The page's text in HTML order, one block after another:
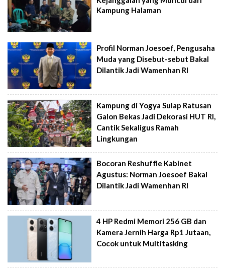
Kampung Halaman
Profil Norman Joesoef, Pengusaha
Muda yang Disebut-sebut Bakal
Dilantik Jadi Wamenhan RI
Kampung di Yogya Sulap Ratusan
Galon Bekas Jadi Dekorasi HUT RI,
Cantik Sekaligus Ramah
Lingkungan
Bocoran Reshuffle Kabinet
Agustus: Norman Joesoef Bakal
Dilantik Jadi Wamenhan RI
4 HP Redmi Memori 256 GB dan
Kamera Jernih Harga Rp1 Jutaan,
Cocok untuk Multitasking